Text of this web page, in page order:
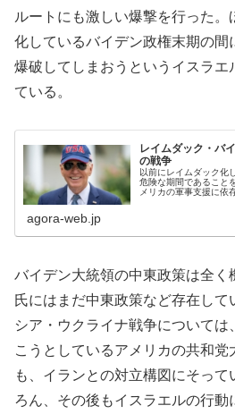
ルートにも激しい爆撃を行った。
化しているバイデン政権末期の間
爆破してしまおうというイスラエ
ている。
レイムダック・バ
の戦争
以前にレイムダック化
危険な期間であること
メリカの軍事支援に依
いる。トランプ氏とハ
agora-web.jp
バイデン大統領の中東政策は全く
氏にはまだ中東政策など存在して
シア・ウクライナ戦争について
こうとしているアメリカの共和
も、イランとの対立構図にそって
ろん、その後もイスラエルの行動